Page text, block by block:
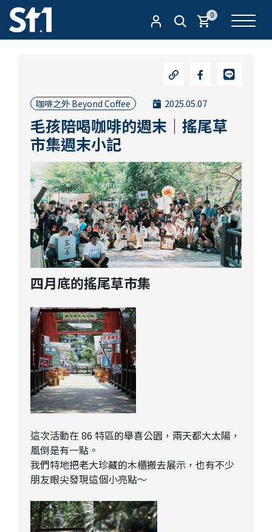
0
咖啡之外 Beyond Coffee 2025.05.07
毛孩陪喝咖啡的週末｜搖尾草
市集週末小記
四月底的搖尾草市集
這次活動在 86 特區的舉喜公園，兩天都大太陽，
風倒是有一點。
我們特地把老大珍藏的木櫃搬去展示，也有不少
朋友眼尖發現這個小亮點～